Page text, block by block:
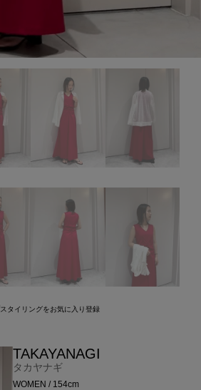
スタイリングをお気に入り登録
TAKAYANAGI
タカヤナギ
WOMEN / 154cm